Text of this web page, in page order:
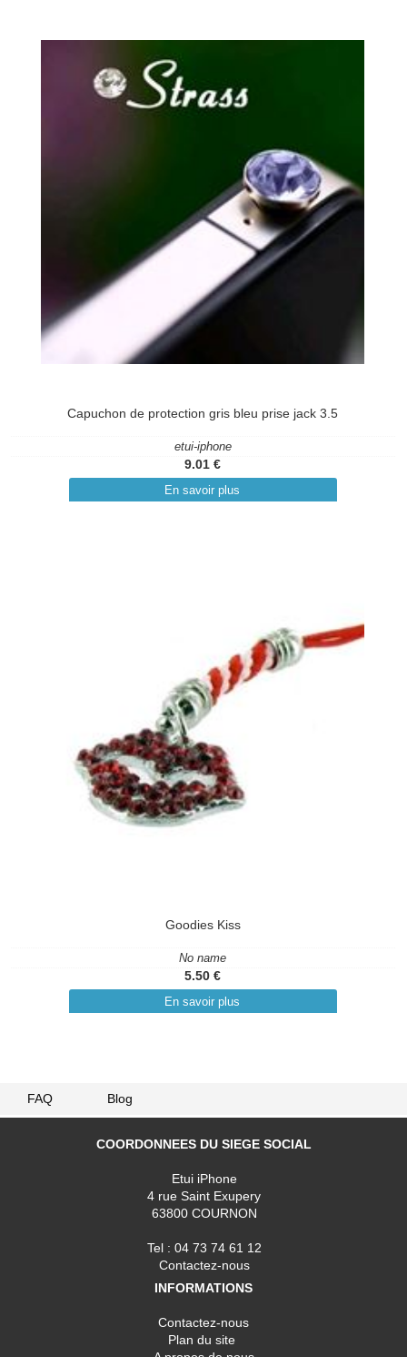
Capuchon de protection gris bleu prise jack 3.5
etui-iphone
9.01 €
En savoir plus
Goodies Kiss
No name
5.50 €
En savoir plus
FAQ Blog
COORDONNEES DU SIEGE SOCIAL
Etui iPhone
4 rue Saint Exupery
63800 COURNON
Tel : 04 73 74 61 12
Contactez-nous
INFORMATIONS
Contactez-nous
Plan du site